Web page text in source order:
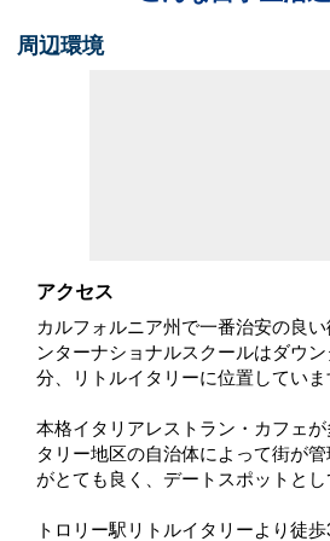
周辺環境
アクセス
カルフォルニア州で一番治安の良
ンターナショナルスクールはダウ
分、リトルイタリーに位置していま
本格イタリアレストラン・カフェ
タリー地区の自治体によって街が
がとても良く、デートスポットとし
トロリー駅リトルイタリーより徒